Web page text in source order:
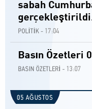
sabah
POLİTİK - 17:04
Basın Özetleri
BASIN ÖZETLERİ - 13:07
05 AĞUSTOS